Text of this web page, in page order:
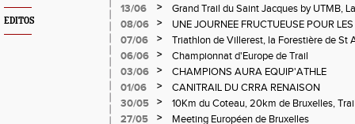
EDITOS
13/06
>
Grand Trail du Saint Jacques by UTMB,
d'Andrézieux-Bouthéon
08/06 >
UNE JOURNEE FRUCTUEUSE POUR
CHAMPIONNATS DE LA LOIRE A
07/06 >
Triathlon de Villerest, la Forestière de St
Circuit de la Sure, Tour du Pays Roannais
06/06 >
Championnat d'Europe de Trail
03/06
>
CHAMPIONS AURA EQUIP'ATHLE
01/06
>
CANITRAIL DU CRRA RENAISON
30/05
>
10Km du Coteau, 20km de Bruxelles,
Pilatrail
27/05 > Meeting Européen de Bruxelles